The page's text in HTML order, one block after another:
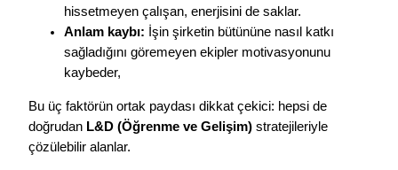
hissetmeyen çalışan, enerjisini de saklar.
Anlam kaybı: İşin şirketin bütününe nasıl katkı
sağladığını göremeyen ekipler motivasyonunu
kaybeder,
Bu üç faktörün ortak paydası dikkat çekici: hepsi de
doğrudan L&D (Öğrenme ve Gelişim) stratejileriyle
çözülebilir alanlar.